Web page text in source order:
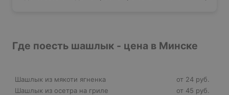
Где поесть шашлык - цена в Минске
Шашлык из мякоти ягненка
от 24 руб.
Шашлык из осетра на гриле
от 45 руб.